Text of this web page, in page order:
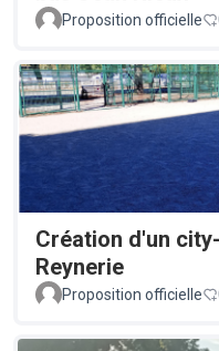
Proposition officielle
Création d'un
Reynerie
Proposition officielle